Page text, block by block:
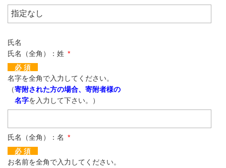
氏名
氏名（全角）：姓 *
必 須
名字を全角で入力してください。
（寄附された方の場合、寄附者様の
名字を入力して下さい。）
氏名（全角）：名 *
必 須
お名前を全角で入力してください。